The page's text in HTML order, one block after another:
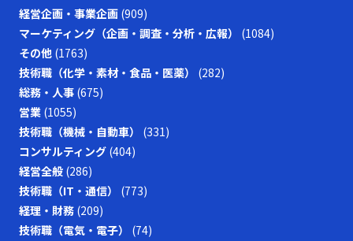
経営企画・事業企画 (909)
マーケティング（企画・調査・分析・広報） (1084)
その他 (1763)
技術職（化学・素材・食品・医薬） (282)
総務・人事 (675)
営業 (1055)
技術職（機械・自動車） (331)
コンサルティング (404)
経営全般 (286)
技術職（IT・通信） (773)
経理・財務 (209)
技術職（電気・電子） (74)